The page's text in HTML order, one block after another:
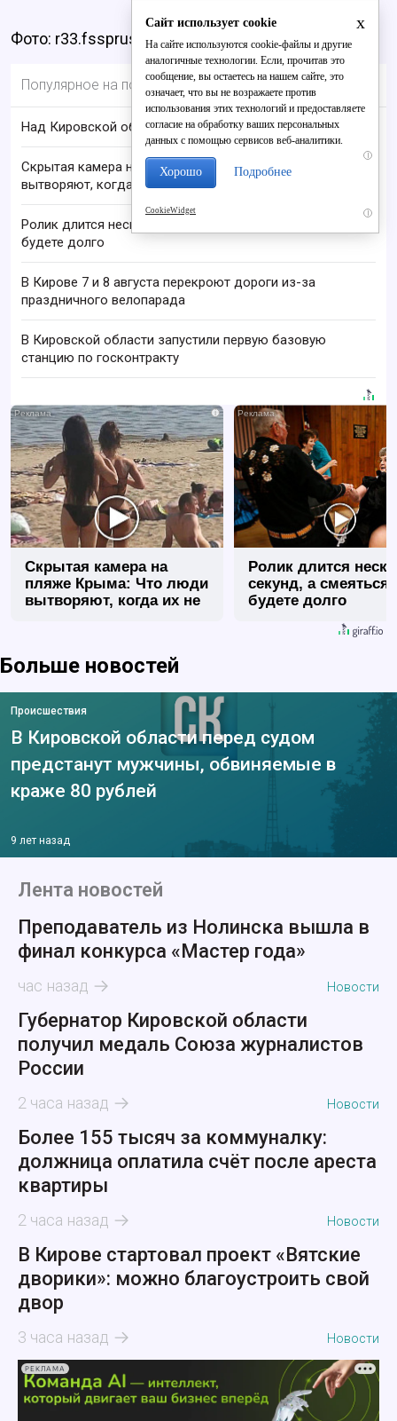
Фото: r33.fssprus.ru
Популярное на портале
Над Кировской областью сбили БПЛА
i
Скрытая камера на пляже Крыма: Что люди
вытворяют, когда их не видят...
i
Ролик длится несколько секунд, а смеяться вы
будете долго
В Кирове 7 и 8 августа перекроют дороги из-за
праздничного велопарада
В Кировской области запустили первую базовую
станцию по госконтракту
i
Скрытая камера на
пляже Крыма: Что люди
вытворяют, когда их не
Ролик длится
секунд, а смеяться
будете долго
Больше новостей
Происшествия
В Кировской области перед судом
предстанут мужчины, обвиняемые в
краже 80 рублей
9 лет назад
Лента новостей
Преподаватель из Нолинска вышла в
финал конкурса «Мастер года»
час назад Новости
Губернатор Кировской области
получил медаль Союза журналистов
России
2 часа назад Новости
Более 155 тысяч за коммуналку:
должница оплатила счёт после ареста
квартиры
2 часа назад Новости
В Кирове стартовал проект «Вятские
дворики»: можно благоустроить свой
двор
3 часа назад Новости
РЕКЛАМА
x
Сайт использует cookie
На сайте используются cookie-файлы и другие
аналогичные технологии. Если, прочитав это
сообщение, вы остаетесь на нашем сайте, это
означает, что вы не возражаете против
использования этих технологий и предоставляете
согласие на обработку ваших персональных
данных с помощью сервисов веб-аналитики.
Хорошо Подробнее
CookieWidget